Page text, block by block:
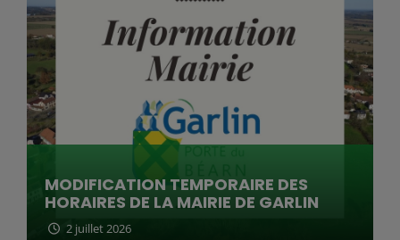
MODIFICATION TEMPORAIRE DES
HORAIRES DE LA MAIRIE DE GARLIN
2 juillet 2026